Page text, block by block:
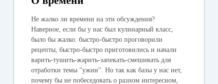
Не жалко ли времени на эти обсуждения?
Наверное, если бы у нас был кулинарный класс,
было бы жалко: быстро-быстро проговорили
рецепты, быстро-быстро приготовились и начали
варить-тушить-жарить-запекать-смешивать для
отработки темы "ужин". Но так как базы у нас нет,
почему бы не побеседовать о разном интересном,